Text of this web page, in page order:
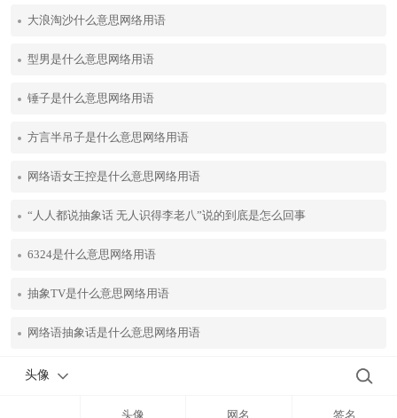
大浪淘沙什么意思网络用语
型男是什么意思网络用语
锤子是什么意思网络用语
方言半吊子是什么意思网络用语
网络语女王控是什么意思网络用语
“人人都说抽象话 无人识得李老八”说的到底是怎么回事
6324是什么意思网络用语
抽象TV是什么意思网络用语
网络语抽象话是什么意思网络用语
头像
头像 网名 签名